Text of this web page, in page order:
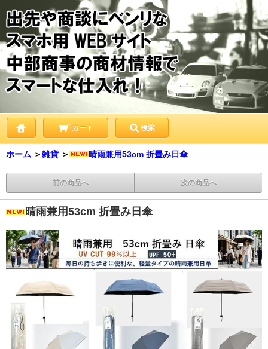
カート 検索
ホーム ＞雑貨 ＞ 晴雨兼用53cm 折畳み日傘
前の商品へ 次の商品へ
晴雨兼用53cm 折畳み日傘